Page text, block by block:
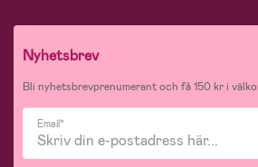
Nyhetsbrev
Bli nyhetsbrevprenumerant och få 150 kr i
Email*